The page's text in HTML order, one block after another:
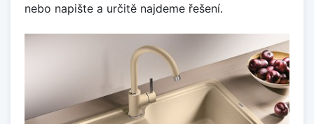
nebo napište a určitě najdeme řešení.